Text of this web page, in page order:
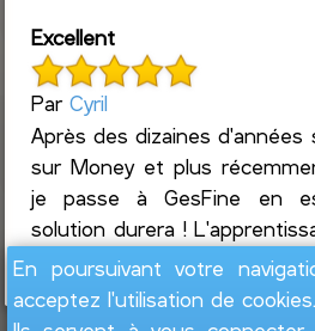
Excellent
ParCyril
Après des dizaines d'années
sur Money et plus
je passe à GesFine en
solution durera !
logiciel ...Lire la suite
En poursuivant votre
acceptez l'utilisation de cookies.